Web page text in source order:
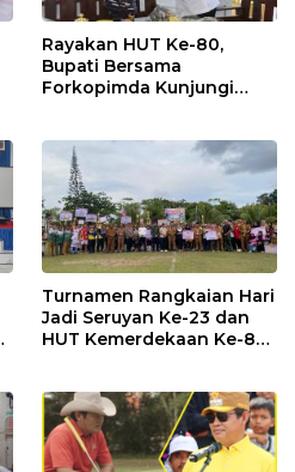
Rayakan HUT Ke-80,
Bupati Bersama
Forkopimda Kunjungi
Turnamen Rangkaian Hari
Jadi Seruyan Ke-23 dan
HUT Kemerdekaan Ke-80